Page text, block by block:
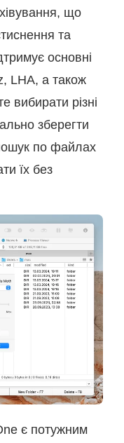
що
та
основні
LHA, а також
вибирати різні
зберегти
по файлах
їх без
є потужним